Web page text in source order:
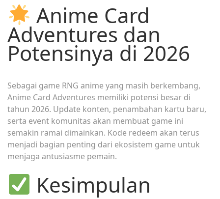
Anime Card
Adventures dan
Potensinya di 2026
Sebagai game RNG anime yang masih berkembang,
Anime Card Adventures memiliki potensi besar di
tahun 2026. Update konten, penambahan kartu baru,
serta event komunitas akan membuat game ini
semakin ramai dimainkan. Kode redeem akan terus
menjadi bagian penting dari ekosistem game untuk
menjaga antusiasme pemain.
Kesimpulan